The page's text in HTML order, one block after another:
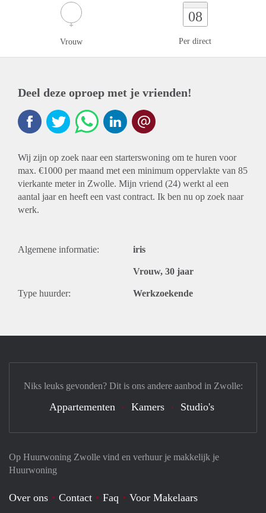
Vrouw
08
Per direct
Deel deze oproep met je vrienden!
Wij zijn op zoek naar een starterswoning om te huren voor
max. €1000 per maand met een minimum oppervlakte van 85
vierkante meter in Zwolle. Mijn vriend (24) werkt al een
aantal jaar en heeft een vast contract. Ik ben nu op zoek naar
werk.
Algemene informatie: iris
Vrouw, 30 jaar
Type huurder: Werkzoekende
Op Huurwoning Zwolle vind en verhuur je makkelijk je
Huurwoning
Over ons Contact Faq Voor Makelaars
Niks leuks gevonden? Dit is ons andere aanbod in Zwolle:
Appartementen Kamers Studio's